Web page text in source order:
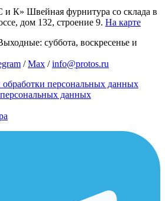
и К» Швейная фурнитура со склада в
дом 132, строение 9. На карте
суббота, воскресенье и
/Max /info@protos.ru
персональных данных
данных